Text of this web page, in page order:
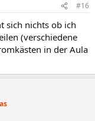
#16
sich nichts ob ich
(verschiedene
in der Aula